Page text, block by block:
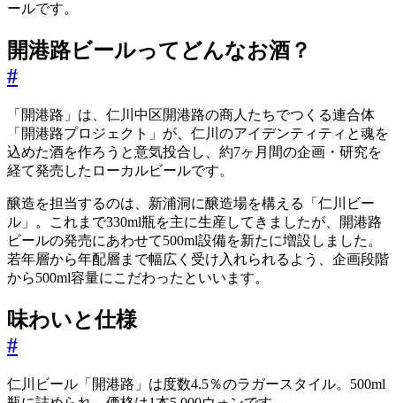
ールです。
開港路ビールってどんなお酒？
#
「開港路」は、仁川中区開港路の商人たちでつくる連合体
「開港路プロジェクト」が、仁川のアイデンティティと魂を
込めた酒を作ろうと意気投合し、約7ヶ月間の企画・研究を
経て発売したローカルビールです。
醸造を担当するのは、新浦洞に醸造場を構える「仁川ビー
ル」。これまで330ml瓶を主に生産してきましたが、開港路
ビールの発売にあわせて500ml設備を新たに増設しました。
若年層から年配層まで幅広く受け入れられるよう、企画段階
から500ml容量にこだわったといいます。
味わいと仕様
#
仁川ビール「開港路」は度数4.5％のラガースタイル。500ml